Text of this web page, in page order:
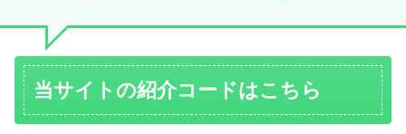
当サイトの紹介コードはこちら